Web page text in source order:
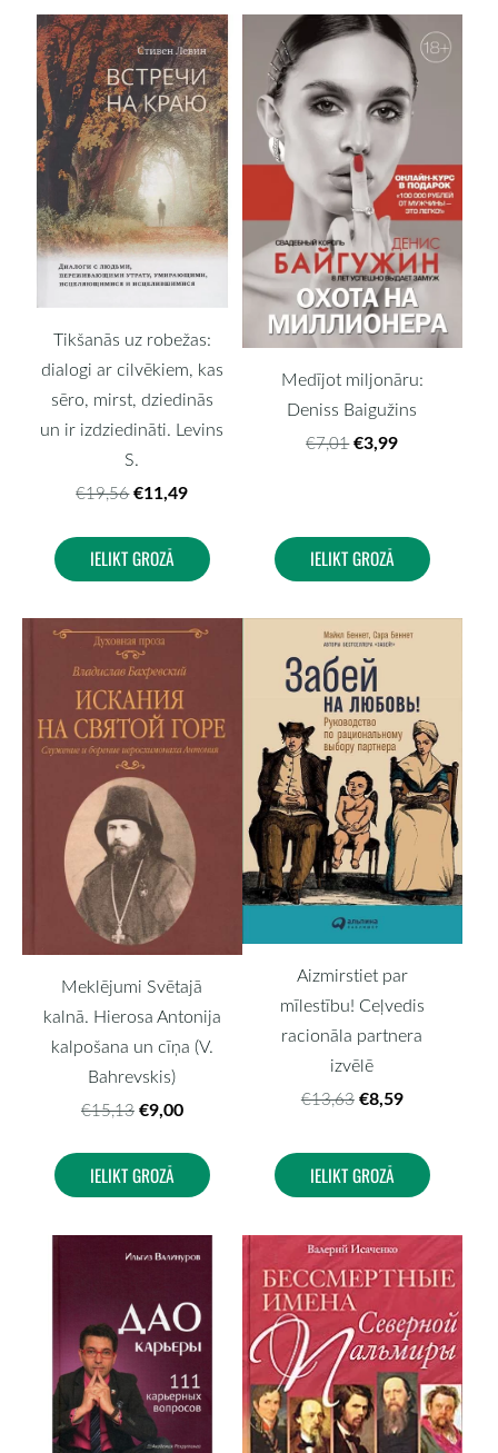
Tikšanās uz robežas:
dialogi ar cilvēkiem, kas
sēro, mirst, dziedinās
un ir izdziedināti. Levins
S.
€19,56 €11,49
IELIKT GROZĀ
Medījot miljonāru:
Deniss Baigužins
€7,01 €3,99
IELIKT GROZĀ
Meklējumi Svētajā
kalnā. Hierosa Antonija
kalpošana un cīņa (V.
Bahrevskis)
€15,13 €9,00
IELIKT GROZĀ
Aizmirstiet par
mīlestību! Ceļvedis
racionāla partnera
izvēlē
€13,63 €8,59
IELIKT GROZĀ